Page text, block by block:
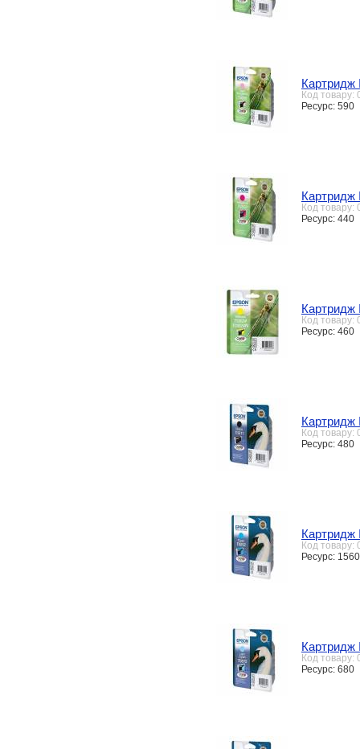
Картридж
Код товару:
Ресурс: 590
Картридж
Код товару:
Ресурс: 440
Картридж
Код товару:
Ресурс: 460
Картридж
Код товару:
Ресурс: 480
Картридж
Код товару:
Ресурс: 1560
Картридж
Код товару:
Ресурс: 680